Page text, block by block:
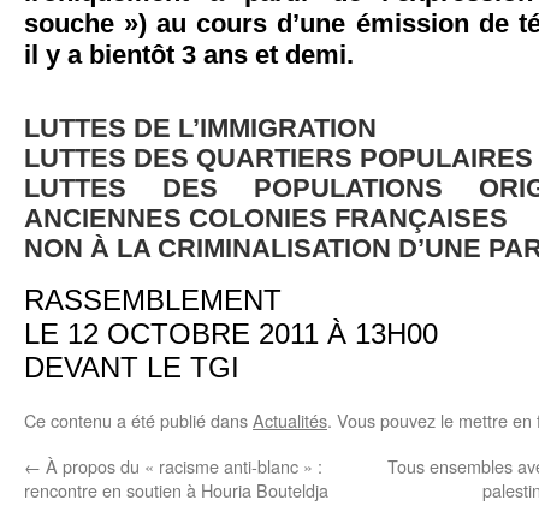
souche ») au cours d’une émission de
il y a bientôt 3 ans et demi.
LUTTES DE L’IMMIGRATION
LUTTES DES QUARTIERS POPULAIRES
LUTTES DES POPULATIONS
ANCIENNES COLONIES FRANÇAISES
NON À LA CRIMINALISATION D’UNE
RASSEMBLEMENT
LE 12 OCTOBRE 2011 À 13H00
DEVANT LE TGI
Ce contenu a été publié dansActualités. Vous pouvez le mettre
← À propos du « racisme anti-blanc » :
rencontre en soutien à Houria Bouteldja
Tous ensembles